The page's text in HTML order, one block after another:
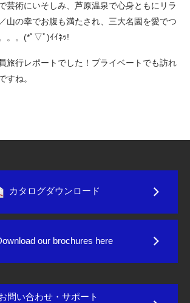
芸術にいそしみ、芦原温泉で心身ともにリラ
山の幸でお腹も満たされ、三大名園を愛でつ
。。(*ﾟ▽ﾟ)ｲｲﾈｯ!
旅行レポートでした！プライベートでも訪れ
すね。
カタログダウンロード
our brochures here
問い合わせ・サポート